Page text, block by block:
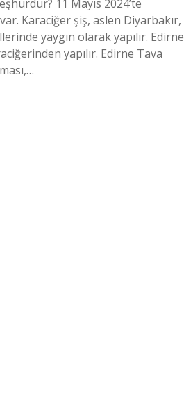
11 Mayıs 2024’te
Karaciğer şiş, aslen Diyarbakır,
yaygın olarak yapılır. Edirne
yapılır. Edirne Tava